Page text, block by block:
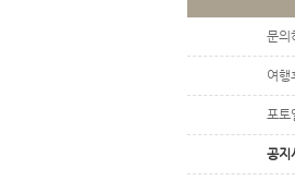
문의
여행
포토
공지